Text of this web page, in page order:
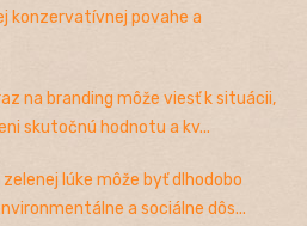
konzervatívnej povahe a
na branding môže viesť k situácii,
skutočnú hodnotu a kv...
lúke môže byť dlhodobo
a sociálne dôs...